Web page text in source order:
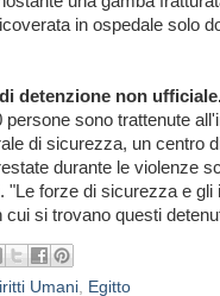
in ospedale solo
detenzione non
persone sono trattenute
di sicurezza, un centro
durante le violenze
"Le forze di sicurezza e gli
cui si trovano questi
Umani Egitto